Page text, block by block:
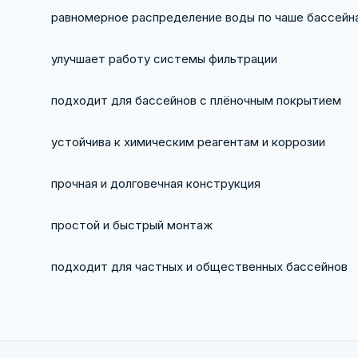
равномерное распределение воды по чаше
улучшает работу системы фильтрации
подходит для бассейнов с плёночным покрытием
устойчива к химическим реагентам и коррозии
прочная и долговечная конструкция
простой и быстрый монтаж
подходит для частных и общественных бассейнов